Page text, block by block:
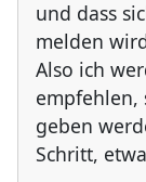
und dass
melden
Also ich
empfehlen,
geben
Schritt,